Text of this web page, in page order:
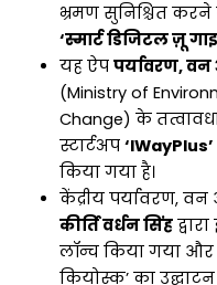
भ्रमण सुनिश्चित
‘स्मार्ट डिजिटल ज़ू
यह ऐप पर्यावरण,
(Ministry of
Change) के
स्टार्टअप ‘IWayPlus’
किया गया है।
केंद्रीय पर्यावरण,
कीर्ति वर्धन सिंह
लॉन्च किया गया
कियोस्क’ का